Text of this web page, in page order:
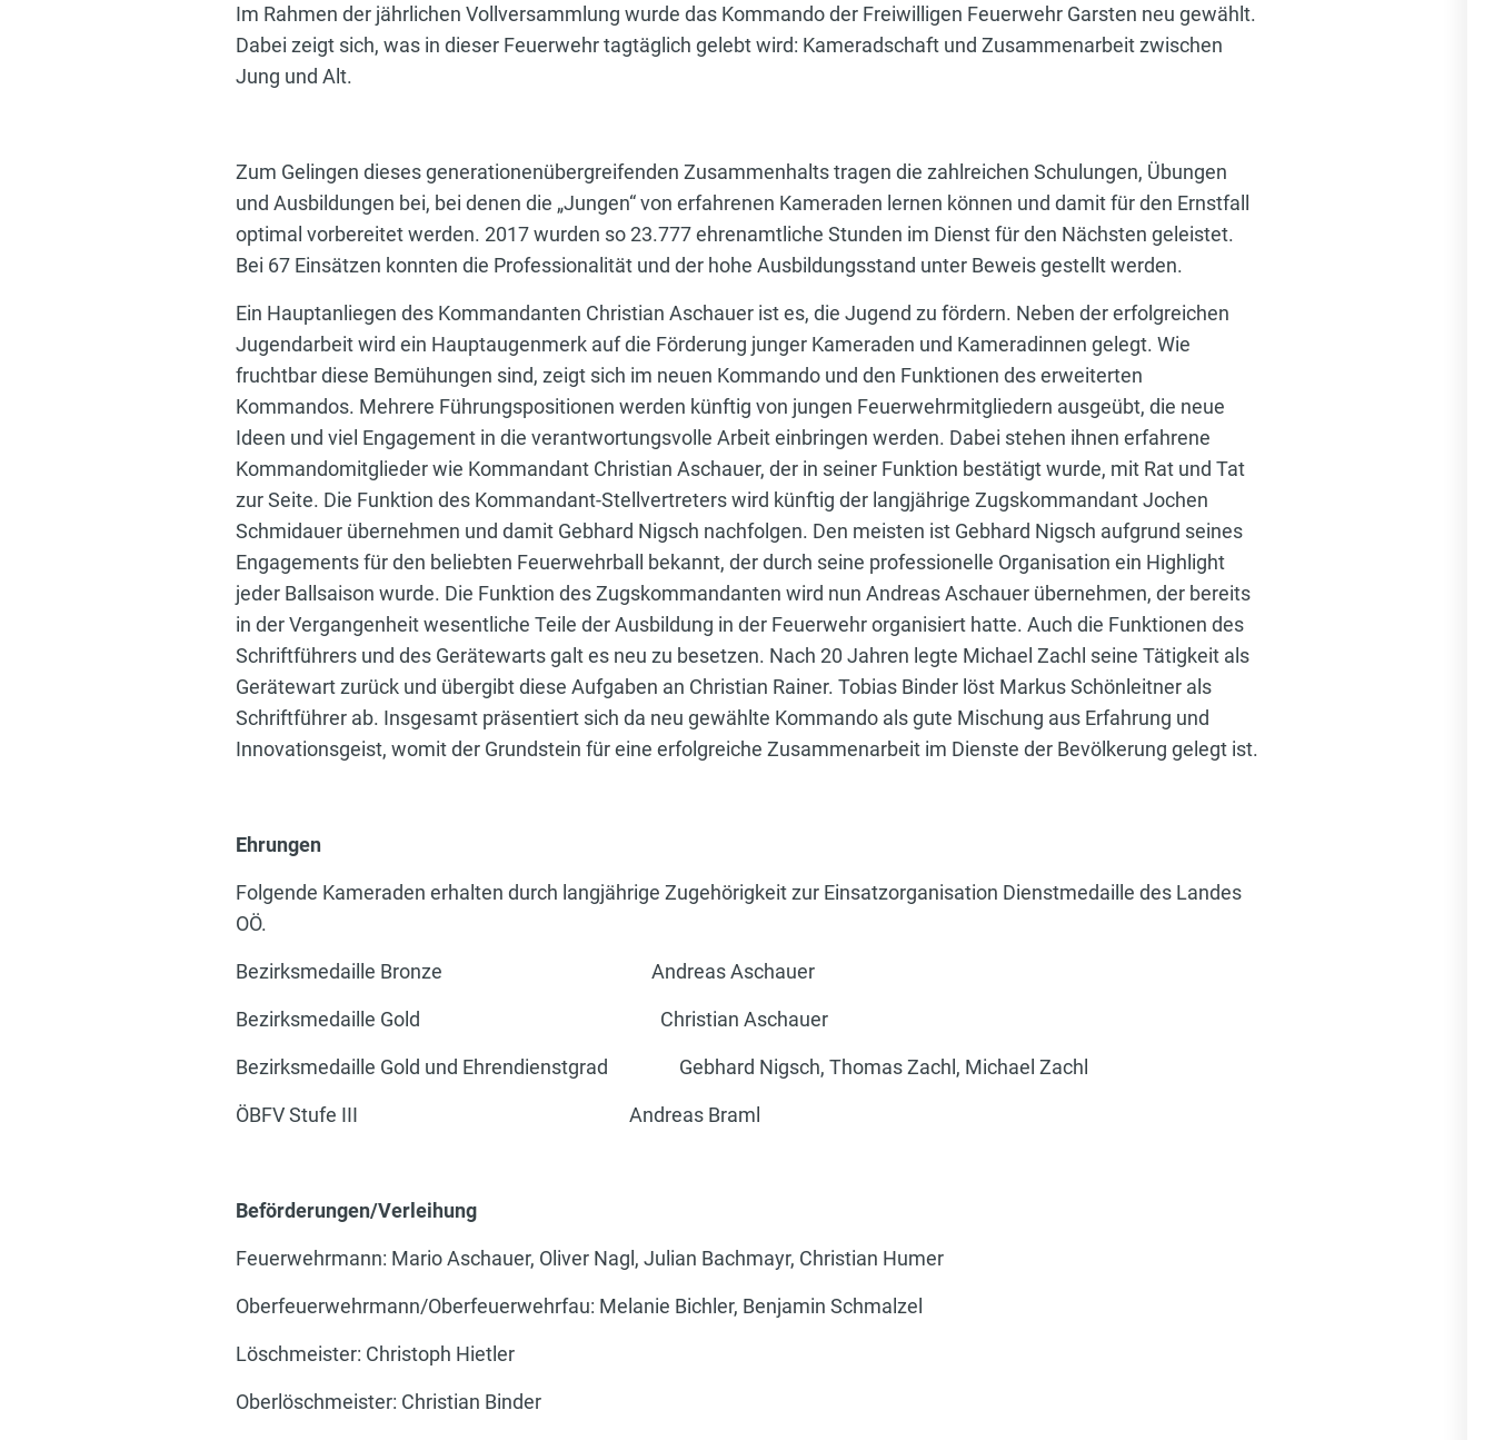
Im Rahmen der jährlichen Vollversammlung wurde das Kommando der Freiwilligen Feuerwehr Garsten neu gewählt.
Dabei zeigt sich, was in dieser Feuerwehr tagtäglich gelebt wird: Kameradschaft und Zusammenarbeit zwischen
Jung und Alt.
Zum Gelingen dieses generationenübergreifenden Zusammenhalts tragen die zahlreichen Schulungen, Übungen
und Ausbildungen bei, bei denen die „Jungen“ von erfahrenen Kameraden lernen können und damit für den Ernstfall
optimal vorbereitet werden. 2017 wurden so 23.777 ehrenamtliche Stunden im Dienst für den Nächsten geleistet.
Bei 67 Einsätzen konnten die Professionalität und der hohe Ausbildungsstand unter Beweis gestellt werden.
Ein Hauptanliegen des Kommandanten Christian Aschauer ist es, die Jugend zu fördern. Neben der erfolgreichen
Jugendarbeit wird ein Hauptaugenmerk auf die Förderung junger Kameraden und Kameradinnen gelegt. Wie
fruchtbar diese Bemühungen sind, zeigt sich im neuen Kommando und den Funktionen des erweiterten
Kommandos. Mehrere Führungspositionen werden künftig von jungen Feuerwehrmitgliedern ausgeübt, die neue
Ideen und viel Engagement in die verantwortungsvolle Arbeit einbringen werden. Dabei stehen ihnen erfahrene
Kommandomitglieder wie Kommandant Christian Aschauer, der in seiner Funktion bestätigt wurde, mit Rat und Tat
zur Seite. Die Funktion des Kommandant-Stellvertreters wird künftig der langjährige Zugskommandant Jochen
Schmidauer übernehmen und damit Gebhard Nigsch nachfolgen. Den meisten ist Gebhard Nigsch aufgrund seines
Engagements für den beliebten Feuerwehrball bekannt, der durch seine professionelle Organisation ein Highlight
jeder Ballsaison wurde. Die Funktion des Zugskommandanten wird nun Andreas Aschauer übernehmen, der bereits
in der Vergangenheit wesentliche Teile der Ausbildung in der Feuerwehr organisiert hatte. Auch die Funktionen des
Schriftführers und des Gerätewarts galt es neu zu besetzen. Nach 20 Jahren legte Michael Zachl seine Tätigkeit als
Gerätewart zurück und übergibt diese Aufgaben an Christian Rainer. Tobias Binder löst Markus Schönleitner als
Schriftführer ab. Insgesamt präsentiert sich da neu gewählte Kommando als gute Mischung aus Erfahrung und
Innovationsgeist, womit der Grundstein für eine erfolgreiche Zusammenarbeit im Dienste der Bevölkerung gelegt ist.
Ehrungen
Folgende Kameraden erhalten durch langjährige Zugehörigkeit zur Einsatzorganisation Dienstmedaille des Landes
OÖ.
Bezirksmedaille Bronze Andreas Aschauer
Bezirksmedaille Gold Christian Aschauer
Bezirksmedaille Gold und Ehrendienstgrad Gebhard Nigsch, Thomas Zachl, Michael Zachl
ÖBFV Stufe III Andreas Braml
Beförderungen/Verleihung
Feuerwehrmann: Mario Aschauer, Oliver Nagl, Julian Bachmayr, Christian Humer
Oberfeuerwehrmann/Oberfeuerwehrfau: Melanie Bichler, Benjamin Schmalzel
Löschmeister: Christoph Hietler
Oberlöschmeister: Christian Binder